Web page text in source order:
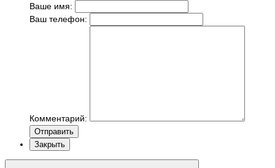
Ваше имя:
Ваш телефон:
Комментарий:
Отправить
Закрыть